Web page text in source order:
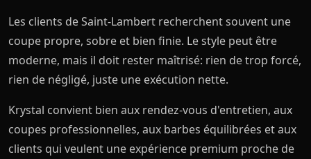
Les clients de Saint-Lambert recherchent souvent une
coupe propre, sobre et bien finie. Le style peut être
moderne, mais il doit rester maîtrisé: rien de trop forcé,
rien de négligé, juste une exécution nette.
Krystal convient bien aux rendez-vous d'entretien, aux
coupes professionnelles, aux barbes équilibrées et aux
clients qui veulent une expérience premium proche de